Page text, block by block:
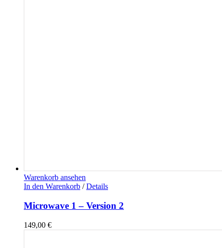
Warenkorb ansehen
In den Warenkorb / Details
Microwave 1 – Version 2
149,00 €